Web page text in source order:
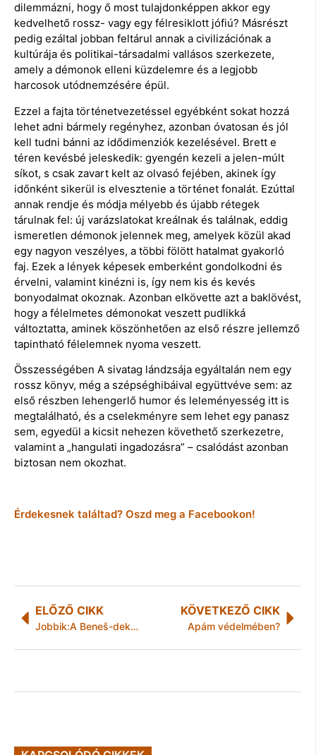
dilemmázni, hogy ő most tulajdonképpen akkor egy
kedvelhető rossz- vagy egy félresiklott jófiú? Másrészt
pedig ezáltal jobban feltárul annak a civilizációnak a
kultúrája és politikai-társadalmi vallásos szerkezete,
amely a démonok elleni küzdelemre és a legjobb
harcosok utódnemzésére épül.
Ezzel a fajta történetvezetéssel egyébként sokat hozzá
lehet adni bármely regényhez, azonban óvatosan és jól
kell tudni bánni az idődimenziók kezelésével. Brett e
téren kevésbé jeleskedik: gyengén kezeli a jelen-múlt
síkot, s csak zavart kelt az olvasó fejében, akinek így
időnként sikerül is elvesztenie a történet fonalát. Ezúttal
annak rendje és módja mélyebb és újabb rétegek
tárulnak fel: új varázslatokat kreálnak és találnak, eddig
ismeretlen démonok jelennek meg, amelyek közül akad
egy nagyon veszélyes, a többi fölött hatalmat gyakorló
faj. Ezek a lények képesek emberként gondolkodni és
érvelni, valamint kinézni is, így nem kis és kevés
bonyodalmat okoznak. Azonban elkövette azt a baklövést,
hogy a félelmetes démonokat veszett pudlikká
változtatta, aminek köszönhetően az első részre jellemző
tapintható félelemnek nyoma veszett.
Összességében A sivatag lándzsája egyáltalán nem egy
rossz könyv, még a szépséghibáival együttvéve sem: az
első részben lehengerlő humor és leleményesség itt is
megtalálható, és a cselekményre sem lehet egy panasz
sem, egyedül a kicsit nehezen követhető szerkezetre,
valamint a „hangulati ingadozásra” – csalódást azonban
biztosan nem okozhat.
Érdekesnek találtad? Oszd meg a Facebookon!
ELŐZŐ CIKK
Jobbik:A Beneš-dekrétumok áldozataira emlékezik a Jobbik
KÖVETKEZŐ CIKK
Apám védelmében?